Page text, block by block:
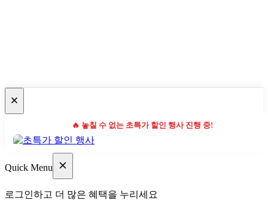
🔥 놓칠 수 없는 초특가 할인 행사 진행 중!
Quick Menu
로그인하고 더 많은 혜택을 누리세요